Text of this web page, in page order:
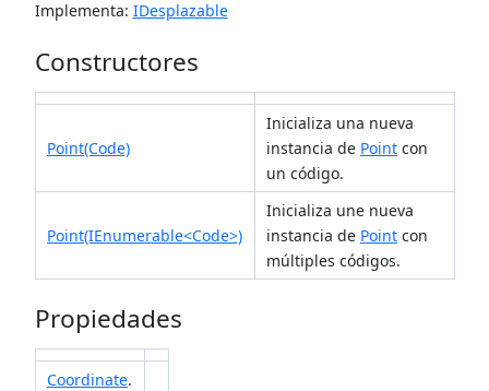
Implementa: IDesplazable
Constructores
Point(Code)
Inicializa una nueva
instancia de Point con
un código.
Point(IEnumerable<Code>)
Inicializa une nueva
instancia de Point con
múltiples códigos.
Propiedades
Coordinate.